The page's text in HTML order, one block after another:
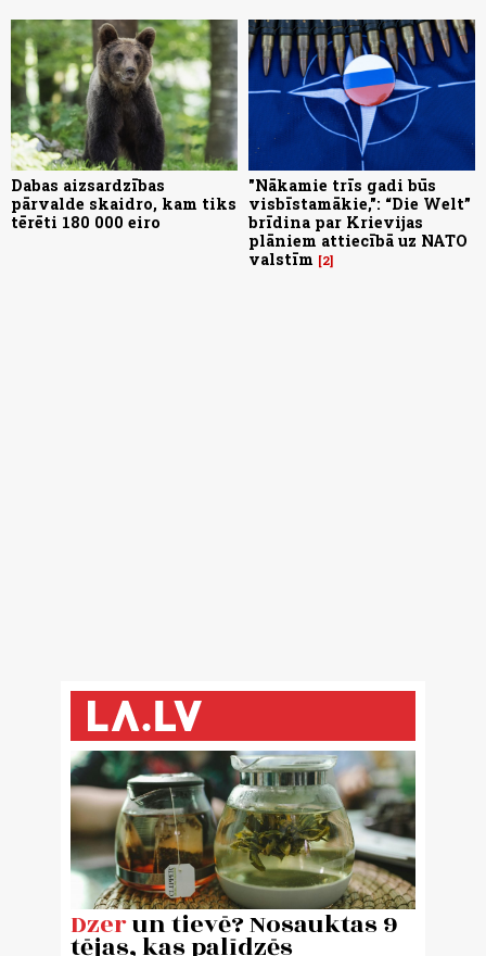
Dabas aizsardzības
pārvalde skaidro, kam tiks
tērēti 180 000 eiro
"Nākamie trīs gadi būs
visbīstamākie,": “Die Welt”
brīdina par Krievijas
plāniem attiecībā uz NATO
valstīm
2